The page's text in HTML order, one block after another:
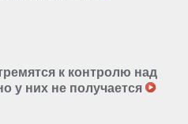
к контролю над
у них не получается